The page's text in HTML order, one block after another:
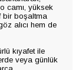
camı, yüksek
bir boşaltma
alıcı hem de
kıyafet ile
veya günlük